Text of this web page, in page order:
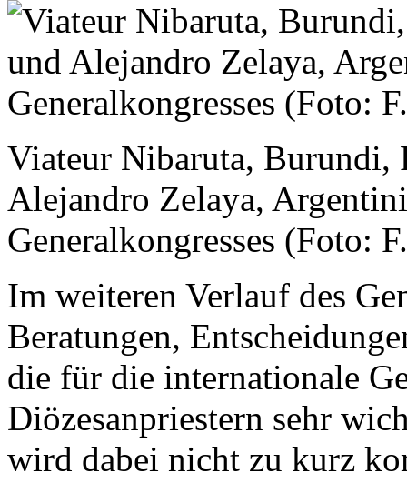
Viateur Nibaruta, Burundi,
Alejandro Zelaya,
Generalkongresses (Foto:
Im weiteren Verlauf des
Beratungen,
die für die internationale
Diözesanpriestern sehr
wird dabei nicht zu kurz